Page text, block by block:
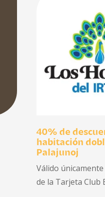
40% de
habitación
Palajunoj
Válido
de la Tarjeta Club